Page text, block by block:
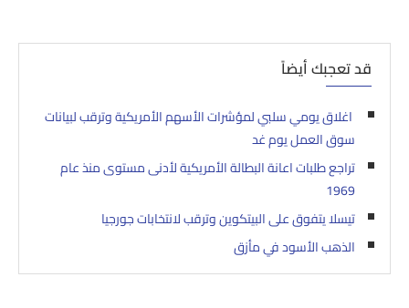
قد تعجبك أيضاً
اغلاق يومي سلبي لمؤشرات الأسهم الأمريكية وترقب لبيانات
سوق العمل يوم غد
تراجع طلبات اعانة البطالة الأمريكية لأدنى مستوى منذ عام
1969
تيسلا يتفوق على البيتكوين وترقب لانتخابات جورجيا
الذهب الأسود في مأزق